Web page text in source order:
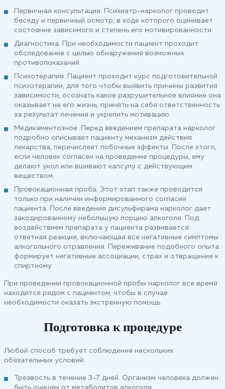
Первичная консультация. Психиатр-нарколог проводит
беседу и первичный осмотр, в ходе которого оценивает
состояние зависимого и степень его мотивированности.
Диагностика. При необходимости пациент проходит
обследование с целью обнаружения возможных
противопоказаний.
Психотерапия. Пациент проходит курс подготовительной
психотерапии, для того чтобы выявить причины развития
зависимости, осознать какое разрушительное влияние она
оказывает не его жизнь, принять на себя ответственность
за результат лечения и укрепить мотивацию.
Медикаментозное. Перед введением препарата нарколог
подробно описывает пациенту механизм действия
лекарства, перечисляет побочные эффекты. После этого,
если человек согласен на проведение процедуры, ему
делают укол или вшивают капсулу с действующим
веществом.
Провокационная проба. Этот этап также проводится
только при наличии информированного согласия
пациента. После введения дисульфирама нарколог дает
закодированному небольшую порцию алкоголя. Под
воздействием препарата у пациента развивается
ответная реакция, включающая все негативные симптомы
алкогольного отравления. Переживание подобного опыта
формирует негативные ассоциации, страх и отвращение к
спиртному.
При проведении провокационной пробы нарколог все время
находится рядом с пациентом, чтобы в случае
необходимости оказать экстренную помощь.
Подготовка к процедуре
Любой способ требует соблюдения нескольких
обязательных условий:
Трезвость в течение 3-7 дней. Организм человека должен
быть очищен от метаболитов алкоголя.